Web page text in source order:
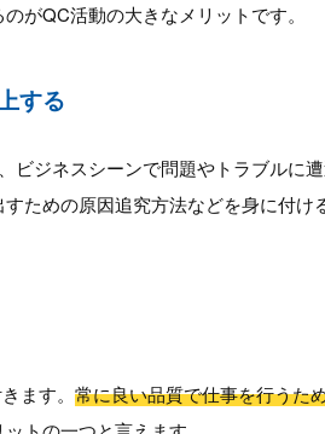
がQC活動の大きなメリットです。
する
ジネスシーンで問題やトラブルに
ための原因追究方法などを身に付
ます。 常に良い品質で仕事を行うた